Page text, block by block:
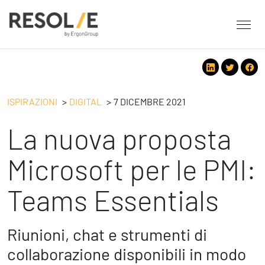
Servizi
People
Strategy
Future
Digital
Operation
Safety
Tecnologie
Eventi
Ispirazioni
Formazione
Contatti
People
Leadership
Benessere Organizzativo & Sostenibile
Performance Management
Strategy
Business Process Improvement
People & Process
ISPIRAZIONI DIGITAL 7 DICEMBRE 2021
La nuova proposta
Microsoft per le PMI:
Teams Essentials
Riunioni, chat e strumenti di
collaborazione disponibili in modo